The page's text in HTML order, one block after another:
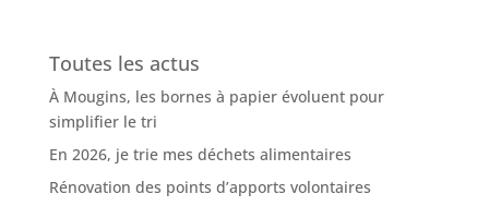
Toutes les actus
À Mougins, les bornes à papier évoluent pour
simplifier le tri
En 2026, je trie mes déchets alimentaires
Rénovation des points d’apports volontaires